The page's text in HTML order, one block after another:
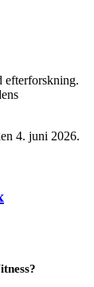
efterforskning.
4. juni 2026.